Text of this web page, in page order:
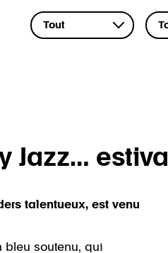
Jazz… estival
talentueux, est venu
bleu soutenu, qui